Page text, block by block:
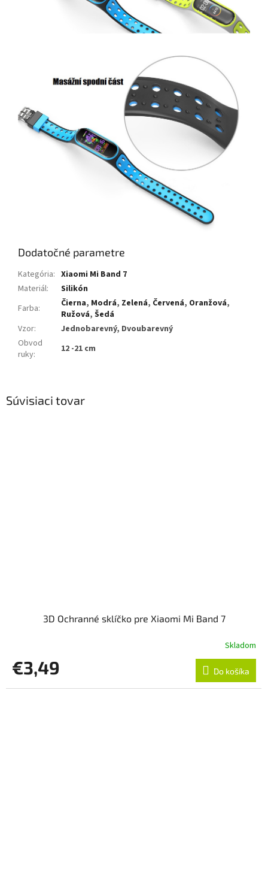
Súvisiaci tovar
3D Ochranné sklíčko pre Xiaomi Mi Band 7
Skladom
€3,49 Do košíka
Dodatočné parametre
Kategória: Xiaomi Mi Band 7
Materiál:
Silikón
Farba: Čierna, Modrá, Zelená, Červená, Oranžová,
Ružová, Šedá
Vzor:
Jednobarevný, Dvoubarevný
Obvod
ruky: 12 -21 cm